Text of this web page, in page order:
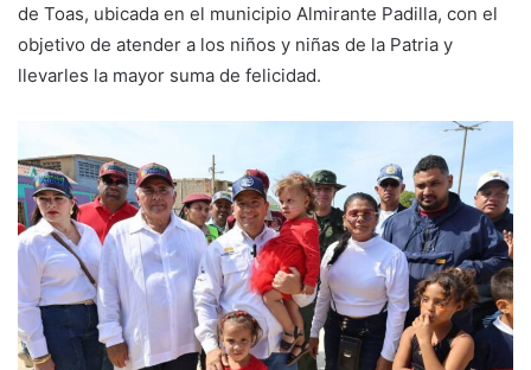
de Toas, ubicada en el municipio Almirante Padilla, con el
objetivo de atender a los niños y niñas de la Patria y
llevarles la mayor suma de felicidad.